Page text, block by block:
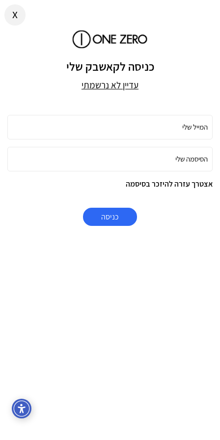
x
כניסה לקאשבק שלי
עדיין לא נרשמתי
המייל שלי
הסיסמה שלי
אצטרך עזרה להיזכר בסיסמה
כניסה